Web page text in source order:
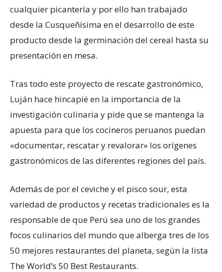
cualquier picantería y por ello han trabajado
desde la Cusqueñísima en el desarrollo de este
producto desde la germinación del cereal hasta su
presentación en mesa.
Tras todo este proyecto de rescate gastronómico,
Luján hace hincapié en la importancia de la
investigación culinaria y pide que se mantenga la
apuesta para que los cocineros peruanos puedan
«documentar, rescatar y revalorar» los orígenes
gastronómicos de las diferentes regiones del país.
Además de por el ceviche y el pisco sour, esta
variedad de productos y recetas tradicionales es la
responsable de que Perú sea uno de los grandes
focos culinarios del mundo que alberga tres de los
50 mejores restaurantes del planeta, según la lista
The World’s 50 Best Restaurants.